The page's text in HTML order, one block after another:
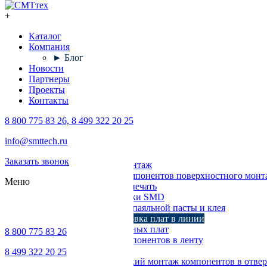
+
Каталог
Компания
► Блог
Новости
Партнеры
Проекты
Контакты
8 800 775 83 26, 8 499 322 20 25
info@smttech.ru
Заказать звонок
Меню
8 800 775 83 26
8 499 322 20 25
Поверхностный монтаж
Установка компонентов поверхностного
Трафаретная печать
Печи для пайки SMD
Дозирование паяльной пасты и клея
Транспортировка плат в линии
Ремонт печатных плат
Упаковка компонентов в ленту
Выводной монтаж
Автоматический монтаж компонентов в